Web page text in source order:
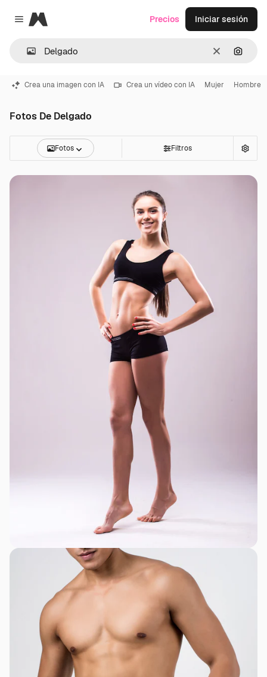
Close menu
Magnific
Borrar
Precios Iniciar sesión
Crea una imagen con IA Crea un vídeo con IA Mujer Hombre
Fotos De Delgado
Fotos Filtros